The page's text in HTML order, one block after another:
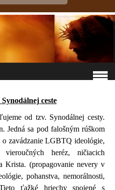
ceste
od tzv. Synodálnej cesty.
Jedná sa pod falošným rúškom
zavádzanie LGBTQ ideológie,
heréz, ničiacich
Krista. (propagovanie nevery v
pohanstva, nemorálnosti,
ťažké hriechy spojené s